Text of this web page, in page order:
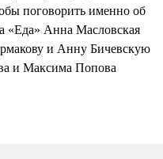
поговорить именно об
«Еда» Анна Масловская
и Анну Бичевскую
и Максима Попова